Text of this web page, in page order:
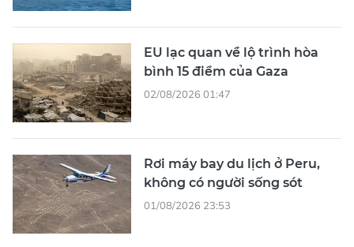
EU lạc quan về lộ trình hòa
bình 15 điểm của Gaza
02/08/2026 01:47
Rơi máy bay du lịch ở Peru,
không có người sống sót
01/08/2026 23:53